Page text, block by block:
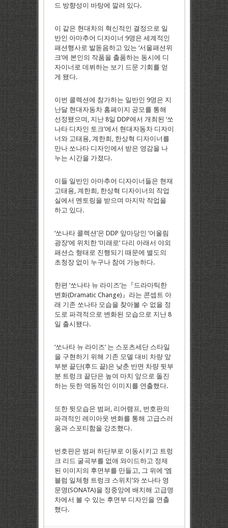
드 방향성이 바탕에 깔려 있다.
이 같은 현대차의 혁신적인 결정으로 일
반인 아마추어 디자이너 9명은 세계적인
패션행사로 발돋음하고 있는 ‘서울패션위
크’에 본인의 작품을 출품하는 동시에 디
자이너로 데뷔하는 보기 드문 기회를 얻
게 됐다.
이번 콜렉션에 참가하는 일반인 9명은 지
난달 현대자동차 홈페이지 공모를 통해
선정됐으며, 지난 8일 DDP에서 개최된 ‘쏘
나타 디자인 토크’에서 현대자동차 디자이
너와 고태용, 계한희, 한상혁 디자이너를
만나 쏘나타 디자인에서 받은 영감을 나
누는 시간을 가졌다.
이들 일반인 아마추어 디자이너들은 현재
고태용, 계한희, 한상혁 디자이너의 작업
실에서 멘토링을 받으며 마지막 작업을
하고 있다.
‘쏘나타 콜렉션’은 DDP 앞마당인 ‘어울림
광장’에 위치한 ‘미래로’ 다리 아래서 야외
패션쇼 형태로 진행되기 때문에 별도의
초청장 없이 누구나 참여 가능하다.
한편 ‘쏘나타 뉴 라이즈’는『드라마틱한
변화(Dramatic Change)』라는 콘셉트 아
래 기존 쏘나타 모습을 찾아볼 수 없을 정
도로 파격적으로 변화된 모습으로 지난 8
일 출시됐다.
‘쏘나타 뉴 라이즈’ 는 스포츠세단 스타일
을 구현하기 위해 기존 모델 대비 차량 앞
부분 끝단(후드 끝)은 낮춘 반면 차량 뒷부
분 트렁크 끝단은 높여 마치 앞으로 돌진
하는 듯한 역동적인 이미지를 연출했다.
또한 뒷모습은 범퍼, 리어램프, 번호판의
파격적인 레이아웃 변화를 통해 고급스러
움과 스포티함을 강조했다.
번호판은 범퍼 하단부로 이동시키고 트렁
크 리드 굴곡부를 없애 와이드하고 정제
된 이미지의 후면부를 만들고, 그 위에 ‘엠
블럼 일체형 트렁크 스위치’와 쏘나타 영
문명(SONATA)을 정중앙에 배치해 고급명
차에서 볼 수 있는 후면부 디자인을 연출
했다.